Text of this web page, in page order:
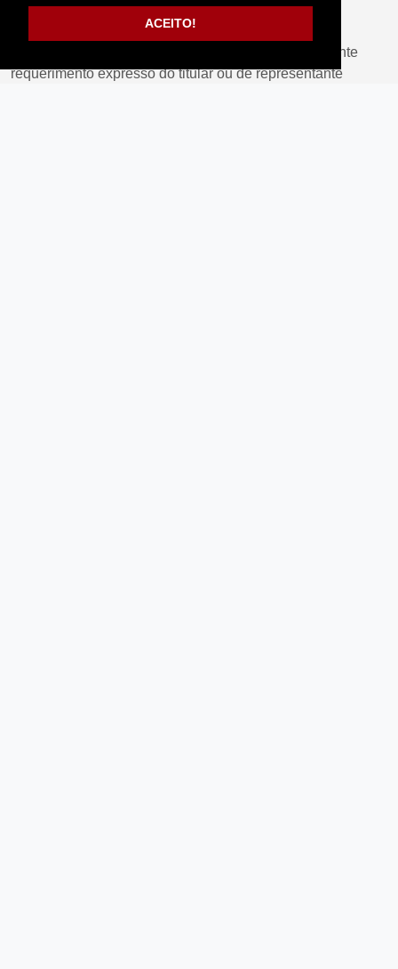
ACEITO!
O exercício de direitos poderá ser requisitado mediante
requerimento expresso do titular ou de representante